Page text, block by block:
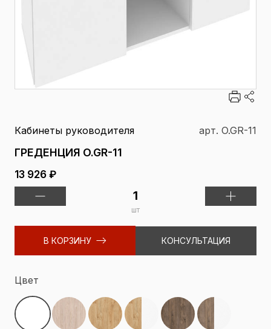
Кабинеты руководителя арт. O.GR-11
ГРЕДЕНЦИЯ O.GR-11
13 926 ₽
шт
В КОРЗИНУ КОНСУЛЬТАЦИЯ
Цвет